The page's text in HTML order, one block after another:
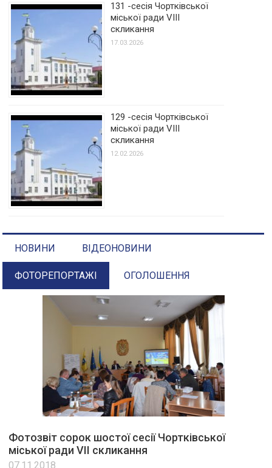
131 -сесія Чортківської
міської ради VIII
скликання
17.03.2026
129 -сесія Чортківської
міської ради VIII
скликання
12.02.2026
НОВИНИ ВІДЕОНОВИНИ
ФОТОРЕПОРТАЖІ ОГОЛОШЕННЯ
Фотозвіт сорок шостої сесії Чортківської
міської ради VІІ скликання
07.11.2018